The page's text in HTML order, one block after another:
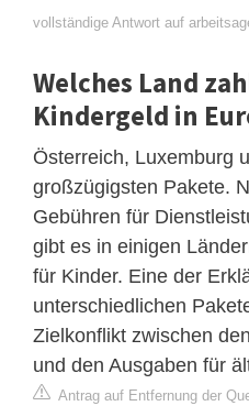
vollständige Antwort auf
Welches Land
Kindergeld in
Österreich, Luxemburg
großzügigsten Pakete.
Gebühren für
gibt es in einigen
für Kinder. Eine der
unterschiedlichen
Zielkonflikt zwischen
und den Ausgaben für
Antrag auf Entfernung der